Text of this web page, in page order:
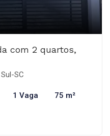
com 2 quartos,
SC
1 Vaga 75 m²